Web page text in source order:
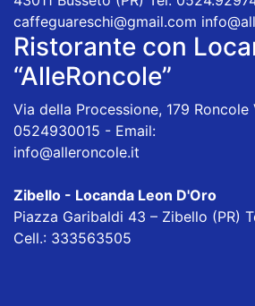
caffeguareschi@gmail.com
Ristorante con
“AlleRoncole”
Via della Processione, 179
0524930015 - Email:
info@alleroncole.it
Zibello - Locanda Leon D'Oro
Piazza Garibaldi 43 – Zibello (PR)
Cell.: 333563505